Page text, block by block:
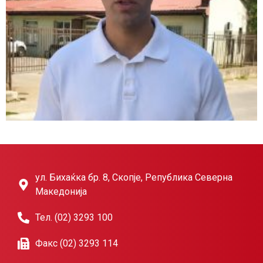
ул. Бихаќка бр. 8, Скопје, Република Северна
Македонија
Тел. (02) 3293 100
Факс (02) 3293 114